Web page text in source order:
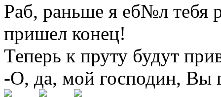
Раб, раньше я еб№л тебя
пришел конец!
Теперь к пруту будут
-О, да, мой господин, Вы